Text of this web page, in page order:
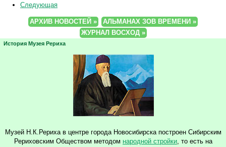
Следующая
АРХИВ НОВОСТЕЙ »
АЛЬМАНАХ ЗОВ ВРЕМЕНИ »
ЖУРНАЛ ВОСХОД »
История Музея Рериха
Музей Н.К.Рериха в центре города Новосибирска построен Сибирским
Рериховским Обществом методом народной стройки , то есть на